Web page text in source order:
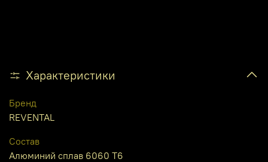
Характеристики
Бренд
REVENTAL
Состав
Алюминий сплав 6060 Т6